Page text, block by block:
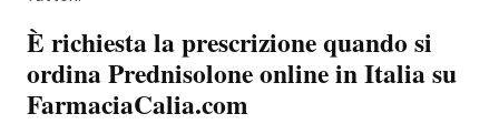
È richiesta la prescrizione quando si
ordina Prednisolone online in Italia su
FarmaciaCalia.com